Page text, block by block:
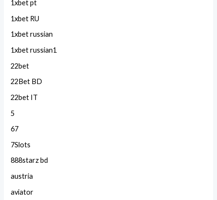
1xbet pt
1xbet RU
1xbet russian
1xbet russian1
22bet
22Bet BD
22bet IT
5
67
7Slots
888starz bd
austria
aviator